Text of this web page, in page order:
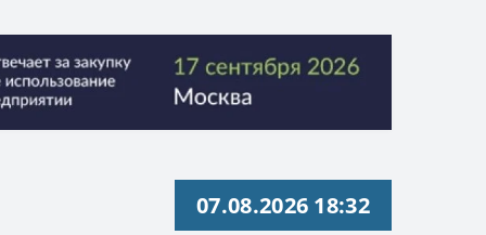
ИНН 9729326695 Токен: 2VtzquzomsY
ИНН 9729326695 Токен: 2VtzquzomsY
07.08.2026 18:32